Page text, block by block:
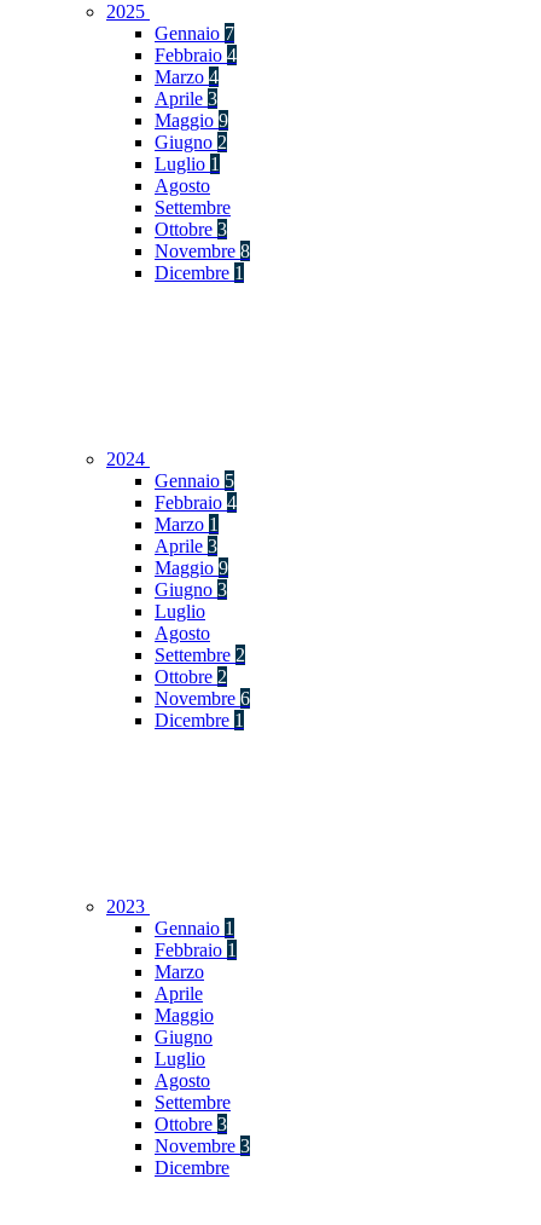
2025
Gennaio 7
Febbraio 4
Marzo 4
Aprile 3
Maggio 9
Giugno 2
Luglio 1
Agosto
Settembre
Ottobre 3
Novembre 8
Dicembre 1
2024
Gennaio 5
Febbraio 4
Marzo 1
Aprile 3
Maggio 9
Giugno 3
Luglio
Agosto
Settembre 2
Ottobre 2
Novembre 6
Dicembre 1
2023
Gennaio 1
Febbraio 1
Marzo
Aprile
Maggio
Giugno
Luglio
Agosto
Settembre
Ottobre 3
Novembre 3
Dicembre